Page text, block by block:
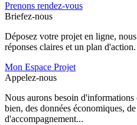
Prenons rendez-vous
Briefez-nous
Déposez votre projet en ligne,
réponses claires et un plan d'action.
Mon Espace Projet
Appelez-nous
Nous aurons besoin d'informations
bien, des données économiques,
d'accompagnement...